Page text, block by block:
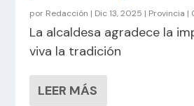
por Redacción | Dic 13, 2025 | Provincia |
La alcaldesa agradece la
viva la tradición
LEER MÁS